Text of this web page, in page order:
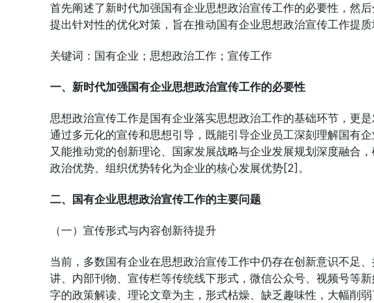
首先阐述了新时代加强国有企业思想政治宣传工作的必要性，然
提出针对性的优化对策，旨在推动国有企业思想政治宣传工作提质
关键词：国有企业；思想政治工作；宣传工作
一、新时代加强国有企业思想政治宣传工作的必要性
思想政治宣传工作是国有企业落实思想政治工作的基础环节，更
通过多元化的宣传和思想引导，既能引导企业员工深刻理解国有
又能推动党的创新理论、国家发展战略与企业发展规划深度融合
政治优势、组织优势转化为企业的核心发展优势[2]。
二、国有企业思想政治宣传工作的主要问题
（一）宣传形式与内容创新待提升
当前，多数国有企业在思想政治宣传工作中仍存在创新意识不足
讲、内部刊物、宣传栏等传统线下形式，微信公众号、视频号等
字的政策解读、理论文章为主，形式枯燥、缺乏趣味性，大幅削弱